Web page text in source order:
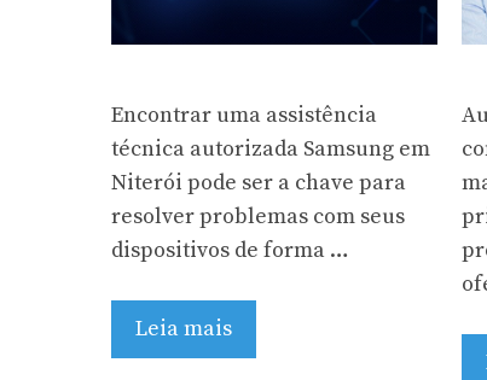
Encontrar uma assistência
técnica autorizada Samsung em
Niterói pode ser a chave para
resolver problemas com seus
dispositivos de forma …
Leia mais